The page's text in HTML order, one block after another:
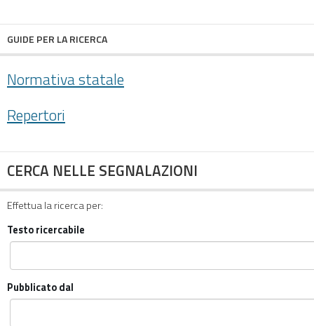
GUIDE PER LA RICERCA
Normativa statale
Repertori
CERCA NELLE SEGNALAZIONI
Effettua la ricerca per:
Testo ricercabile
Pubblicato dal